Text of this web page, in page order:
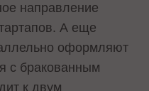
направление
А еще
оформляют
с бракованным
к двум